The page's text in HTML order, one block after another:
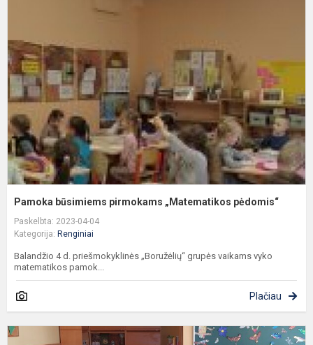
Pamoka būsimiems pirmokams „Matematikos pėdomis“
Paskelbta: 2023-04-04
Kategorija: Renginiai
Balandžio 4 d. priešmokyklinės „Boružėlių“ grupės vaikams vyko
matematikos pamok...
Plačiau